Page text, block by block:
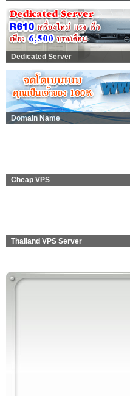
Dedicated Server
Domain Name
Cheap VPS
Thailand VPS Server